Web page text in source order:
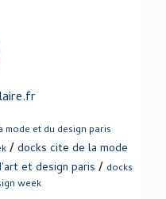
mode et du design paris
/docks cite de la mode
et design paris / docks
week